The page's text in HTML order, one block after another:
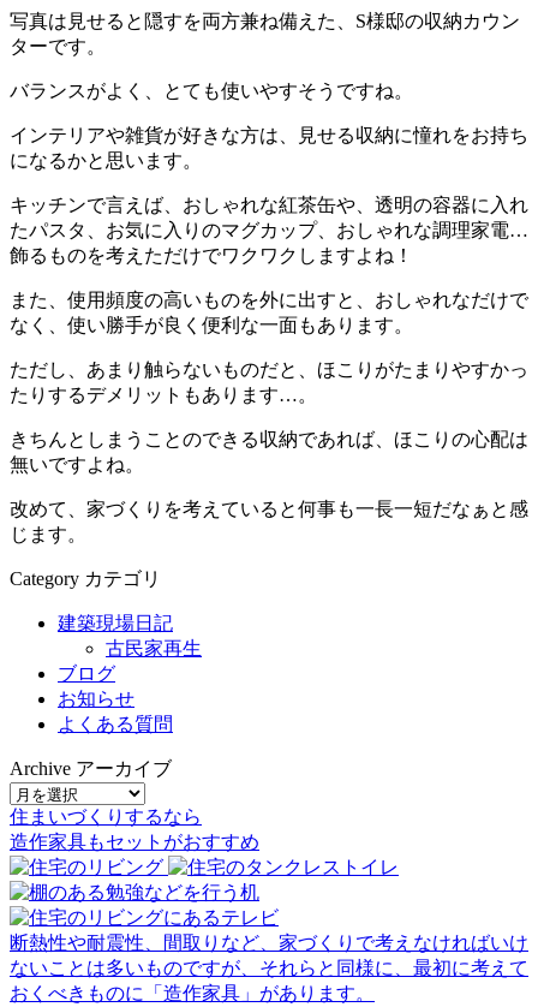
写真は見せると隠すを両方兼ね備えた、S様邸の収納カウン
ターです。
バランスがよく、とても使いやすそうですね。
インテリアや雑貨が好きな方は、見せる収納に憧れをお持ち
になるかと思います。
キッチンで言えば、おしゃれな紅茶缶や、透明の容器に入れ
たパスタ、お気に入りのマグカップ、おしゃれな調理家電…
飾るものを考えただけでワクワクしますよね！
また、使用頻度の高いものを外に出すと、おしゃれなだけで
なく、使い勝手が良く便利な一面もあります。
ただし、あまり触らないものだと、ほこりがたまりやすかっ
たりするデメリットもあります…。
きちんとしまうことのできる収納であれば、ほこりの心配は
無いですよね。
改めて、家づくりを考えていると何事も一長一短だなぁと感
じます。
Category カテゴリ
建築現場日記
古民家再生
ブログ
お知らせ
よくある質問
Archive アーカイブ
住まいづくりするなら
造作家具もセット がおすすめ
断熱性や耐震性、間取りなど、家づくりで考えなければいけ
ないことは多いものですが、それらと同様に、最初に考えて
おくべきものに「造作家具」があります。